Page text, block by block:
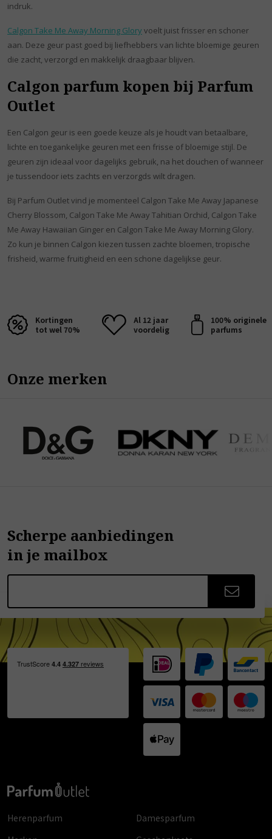
indruk.
Calgon Take Me Away Morning Gloryvoelt juist frisser en schoner
aan. Deze geur past goed bij liefhebbers van lichte bloemige geuren
die zacht, verzorgd en makkelijk draagbaar blijven.
Calgon parfum kopen bij Parfum
Outlet
Een Calgon geur is een goede keuze als je houdt van betaalbare,
lichte en toegankelijke geuren met een frisse of bloemige stijl. De
geuren zijn ideaal voor dagelijks gebruik, na het douchen of wanneer
je tussendoor iets zachts en verzorgds wilt dragen.
Bij Parfum Outlet vind je momenteel Calgon Take Me Away Japanese
Cherry Blossom, Calgon Take Me Away Tahitian Orchid, Calgon Take
Me Away Hawaiian Ginger en Calgon Take Me Away Morning Glory.
Zo kun je binnen Calgon kiezen tussen zachte bloemen, tropische
frisheid, warme fruitigheid en een schone dagelijkse geur.
Kortingen
tot wel 70%
Al 12 jaar
voordelig
100% originele
parfums
Onze merken
Scherpe aanbiedingen
in je mailbox
Herenparfum
Damesparfum